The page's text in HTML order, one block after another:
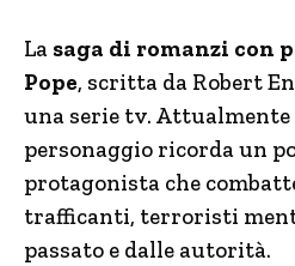
La saga di romanzi con
Pope, scritta da Robert
una serie tv. Attualmente
personaggio ricorda un
protagonista che
trafficanti, terroristi
passato e dalle autorità.